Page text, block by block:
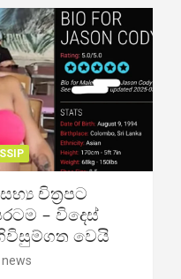
චිත්‍රපට
– විදෙස්
වෙයි
news